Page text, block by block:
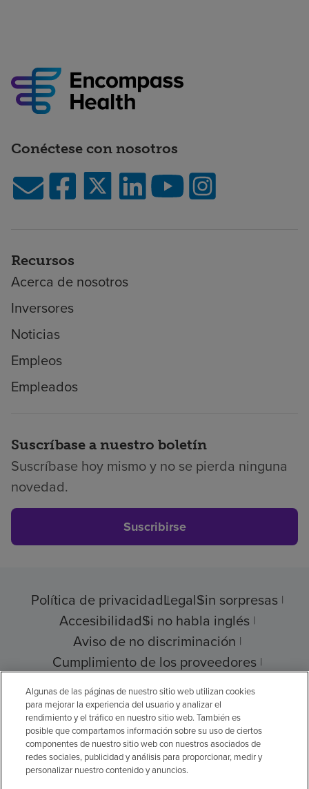
Conéctese con nosotros
Recursos
Acerca de nosotros
Inversores
Noticias
Empleos
Empleados
Suscríbase a nuestro boletín
Suscríbase hoy mismo y no se pierda ninguna
novedad.
Suscribirse
Política de privacidadLegalSin sorpresas
AccesibilidadSi no habla inglés
Aviso de no discriminación
Cumplimiento de los proveedores
Transparencia de precios
© 2026 Encompass Health Corporation
Preferencias de cookies
Algunas de las páginas de nuestro sitio web utilizan cookies
para mejorar la experiencia del usuario y analizar el
rendimiento y el tráfico en nuestro sitio web. También es
posible que compartamos información sobre su uso de ciertos
componentes de nuestro sitio web con nuestros asociados de
redes sociales, publicidad y análisis para proporcionar, medir y
personalizar nuestro contenido y anuncios.